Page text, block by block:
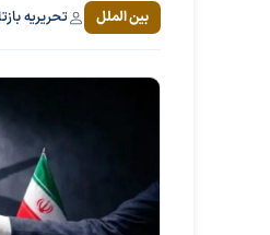
بین الملل تحریریه